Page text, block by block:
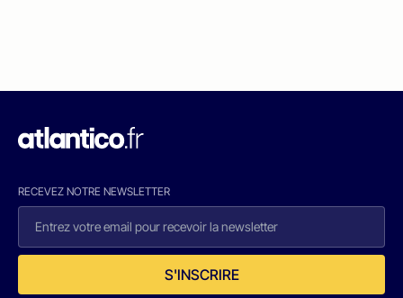
RECEVEZ NOTRE NEWSLETTER
S'INSCRIRE